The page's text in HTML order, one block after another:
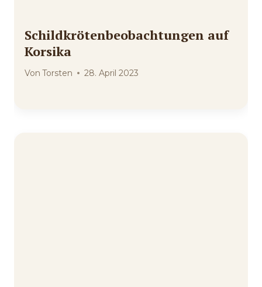
Schildkrötenbeobachtungen auf
Korsika
Von Torsten 28. April 2023